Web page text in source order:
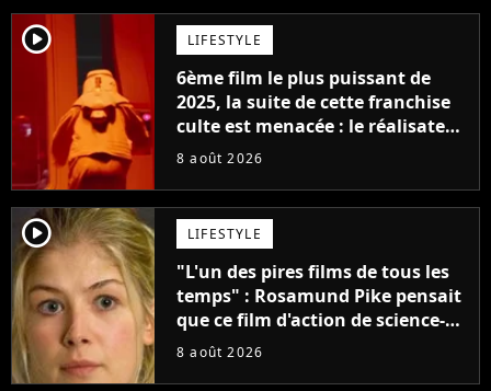
player2 LIFESTYLE
6ème film le plus puissant de
2025, la suite de cette franchise
culte est menacée : le réalisateur
claque la porte pour "différends
8 août 2026
player2 LIFESTYLE
"L'un des pires films de tous les
temps" : Rosamund Pike pensait
que ce film d'action de science-
fiction avec Dwayne Johnson
8 août 2026